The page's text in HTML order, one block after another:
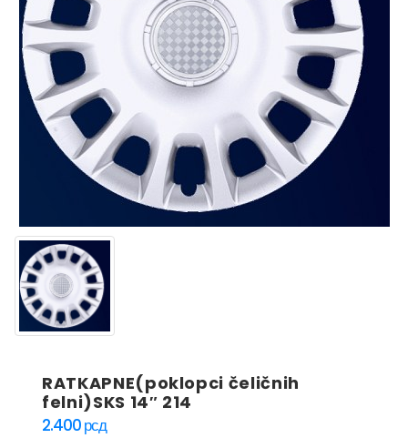
RATKAPNE(poklopci čeličnih
felni)SKS 14″ 214
2.400рсд